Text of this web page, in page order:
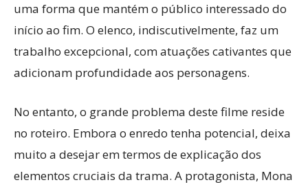
uma forma que mantém o público interessado do
início ao fim. O elenco, indiscutivelmente, faz um
trabalho excepcional, com atuações cativantes que
adicionam profundidade aos personagens.
No entanto, o grande problema deste filme reside
no roteiro. Embora o enredo tenha potencial, deixa
muito a desejar em termos de explicação dos
elementos cruciais da trama. A protagonista, Mona